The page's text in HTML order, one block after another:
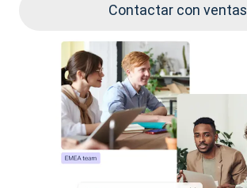
Contactar con ventas